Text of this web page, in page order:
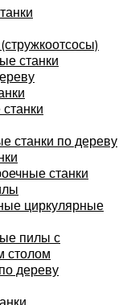
станки
станки по дереву
станки
циркулярные
пилы с
столом
дереву